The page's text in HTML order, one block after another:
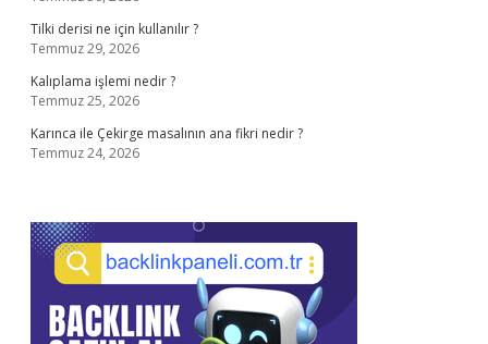
Tilki derisi ne için kullanılır ?
Temmuz 29, 2026
Kalıplama işlemi nedir ?
Temmuz 25, 2026
Karınca ile Çekirge masalının ana fikri nedir ?
Temmuz 24, 2026